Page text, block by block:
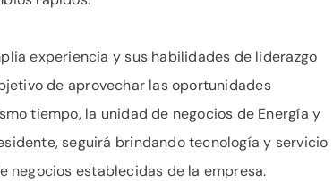
experiencia y sus habilidades de liderazgo
de aprovechar las oportunidades
tiempo, la unidad de negocios de Energía y
seguirá brindando tecnología y servicio
negocios establecidas de la empresa.